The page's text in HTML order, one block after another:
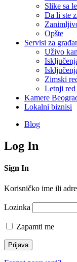
Slike sa
Da li ste
Opšte
Servisi za
Uživo
Zimski
Letnji
Kamere
Lokalni biznisi
Blog
Log In
Sign In
Korisničko ime ili
Lozinka
Zapamti me